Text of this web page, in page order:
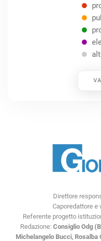
Direttore
Caporedattore e
Referente progetto
Redazione: Consiglio Odg
Michelangelo Bucci, Rosalba